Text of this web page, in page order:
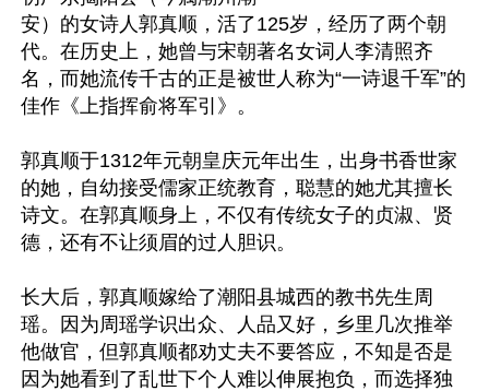
安）的女诗人郭真顺，活了125岁，经历了两个朝
代。在历史上，她曾与宋朝著名女词人李清照齐
名，而她流传千古的正是被世人称为“一诗退千军”的
佳作《上指挥俞将军引》。
郭真顺于1312年元朝皇庆元年出生，出身书香世家
的她，自幼接受儒家正统教育，聪慧的她尤其擅长
诗文。在郭真顺身上，不仅有传统女子的贞淑、贤
德，还有不让须眉的过人胆识。
长大后，郭真顺嫁给了潮阳县城西的教书先生周
瑶。因为周瑶学识出众、人品又好，乡里几次推举
他做官，但郭真顺都劝丈夫不要答应，不知是否是
因为她看到了乱世下个人难以伸展抱负，而选择独